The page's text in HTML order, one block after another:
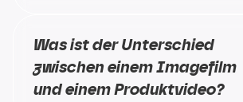
Was ist der Unterschied
zwischen einem Imagefilm
und einem Produktvideo?